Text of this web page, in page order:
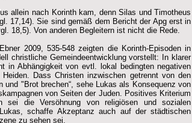
allein nach Korinth kam, denn Silas und Timotheus
17,14). Sie sind gemäß dem Bericht der Apg erst in
18,5). Von anderen Begleitern ist nicht die Rede.
2009, 535-548 zeigten die Korinth-Episoden in
christliche Gemeindeentwicklung vorstellt: In klarer
in Abhängigkeit von evtl. lokal bedingten negativen
Dass Christen inzwischen getrennt von den
und "Brot brechen“, sehe Lukas als Konsequenz von
von Seiten der Juden. Positives Kriterium
sei die Versöhnung von religiösen und sozialen
schaffe Akzeptanz auch auf der städtischen
zu sehen sei.